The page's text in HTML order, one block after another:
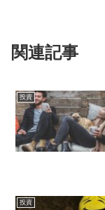
関連記事
投資
投資